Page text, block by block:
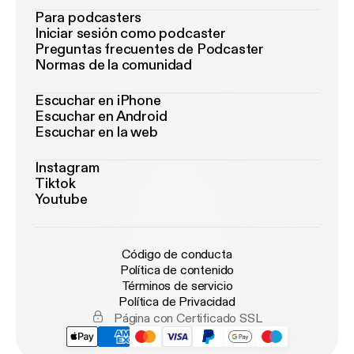
Para podcasters
Iniciar sesión como podcaster
Preguntas frecuentes de Podcaster
Normas de la comunidad
Escuchar en iPhone
Escuchar en Android
Escuchar en la web
Instagram
Tiktok
Youtube
Código de conducta
Política de contenido
Términos de servicio
Política de Privacidad
Página con Certificado SSL